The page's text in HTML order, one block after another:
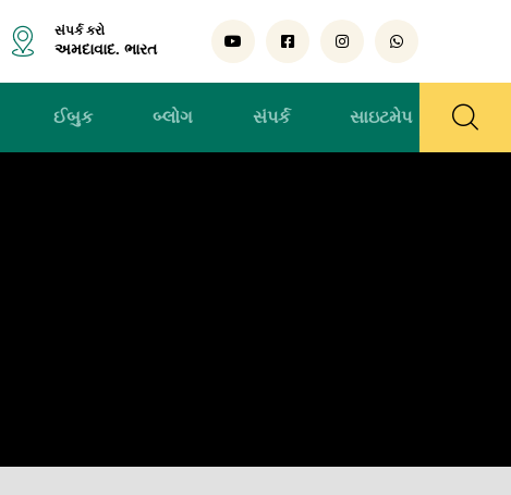
સંપર્ક કરો
અમદાવાદ. ભારત
ઈબુક બ્લોગ સંપર્ક સાઇટમેપ